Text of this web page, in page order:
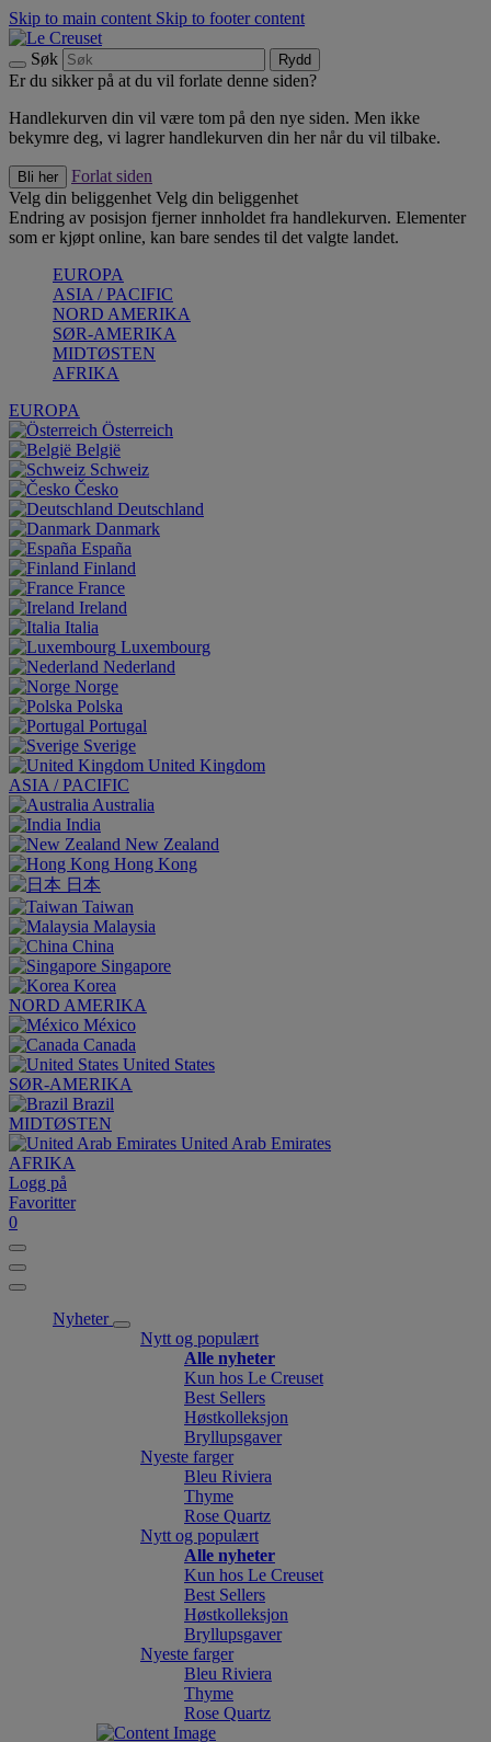
Skip to main content Skip to footer content
Søk Rydd
Er du sikker på at du vil forlate denne siden?
Handlekurven din vil være tom på den nye siden. Men ikke
bekymre deg, vi lagrer handlekurven din her når du vil tilbake.
Bli her
Forlat siden
Velg din beliggenhet Velg din beliggenhet
Endring av posisjon fjerner innholdet fra handlekurven. Elementer
som er kjøpt online, kan bare sendes til det valgte landet.
EUROPA
ASIA / PACIFIC
NORD AMERIKA
SØR-AMERIKA
MIDTØSTEN
AFRIKA
EUROPA
Österreich
België
Schweiz
Česko
Deutschland
Danmark
España
Finland
France
Ireland
Italia
Luxembourg
Nederland
Norge
Polska
Portugal
Sverige
United Kingdom
ASIA / PACIFIC
Australia
India
New Zealand
Hong Kong
日本
Taiwan
Malaysia
China
Singapore
Korea
NORD AMERIKA
México
Canada
United States
SØR-AMERIKA
Brazil
MIDTØSTEN
United Arab Emirates
AFRIKA
Logg på
Favoritter
0
Nyheter
Nytt og populært
Alle nyheter
Kun hos Le Creuset
Best Sellers
Høstkolleksjon
Bryllupsgaver
Nyeste farger
Bleu Riviera
Thyme
Rose Quartz
Nytt og populært
Alle nyheter
Kun hos Le Creuset
Best Sellers
Høstkolleksjon
Bryllupsgaver
Nyeste farger
Bleu Riviera
Thyme
Rose Quartz